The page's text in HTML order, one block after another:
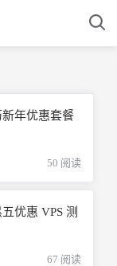
新年优惠套餐
50 阅读
优惠 VPS 测
67 阅读